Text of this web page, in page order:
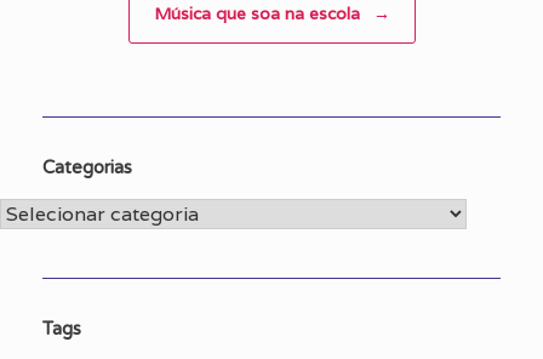
Música que soa na escola →
Categorias
Categorias
Tags